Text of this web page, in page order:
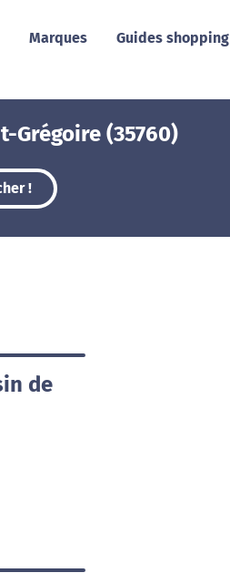
Marques Guides shopping
Grégoire (35760)
!
de